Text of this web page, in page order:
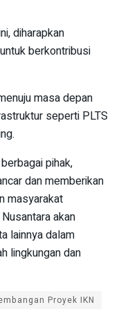
diharapkan
berkontribusi
masa depan
seperti PLTS
pihak,
dan memberikan
masyarakat
akan
lainnya dalam
lingkungan dan
Proyek IKN